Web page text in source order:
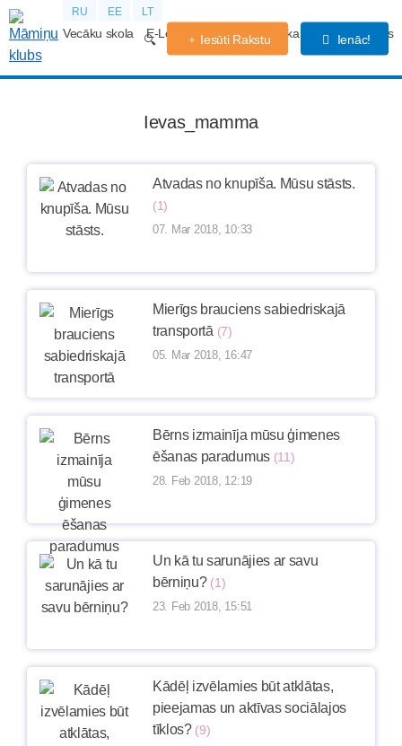
RU EE LT
Vecāku skola E-Lekcijas Grūtniecības kalendārs Forums
Iesūti Rakstu Ienāc!
Ievas_mamma
Atvadas no knupīša. Mūsu stāsts.
(1)
07. Mar 2018, 10:33
Mierīgs brauciens sabiedriskajā
transportā (7)
05. Mar 2018, 16:47
Bērns izmainīja mūsu ģimenes
ēšanas paradumus (11)
28. Feb 2018, 12:19
Un kā tu sarunājies ar savu
bērniņu? (1)
23. Feb 2018, 15:51
Kādēļ izvēlamies būt atklātas,
pieejamas un aktīvas sociālajos
tīklos? (9)